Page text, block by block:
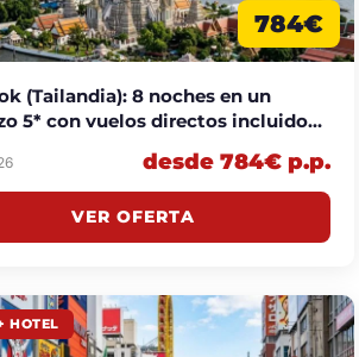
784€
(Tailandia): 8 noches en un
5* con vuelos directos incluidos
desde 784€ p.p.
VER OFERTA
HOTEL